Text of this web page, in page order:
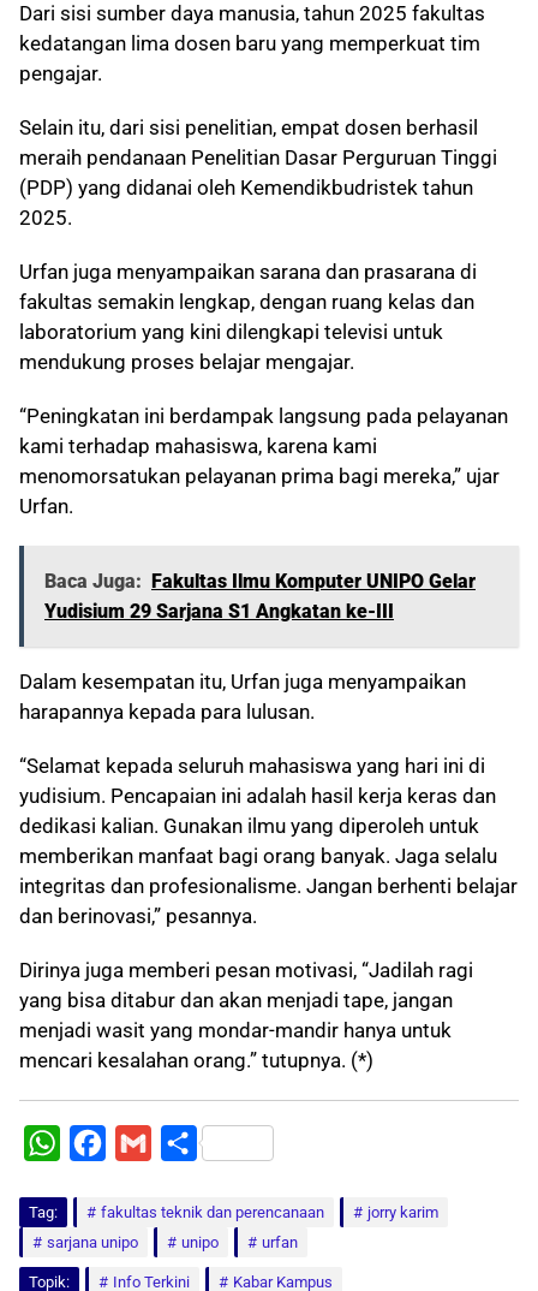
Dari sisi sumber daya manusia, tahun 2025 fakultas
kedatangan lima dosen baru yang memperkuat tim
pengajar.
Selain itu, dari sisi penelitian, empat dosen berhasil
meraih pendanaan Penelitian Dasar Perguruan Tinggi
(PDP) yang didanai oleh Kemendikbudristek tahun
2025.
Urfan juga menyampaikan sarana dan prasarana di
fakultas semakin lengkap, dengan ruang kelas dan
laboratorium yang kini dilengkapi televisi untuk
mendukung proses belajar mengajar.
“Peningkatan ini berdampak langsung pada pelayanan
kami terhadap mahasiswa, karena kami
menomorsatukan pelayanan prima bagi mereka,” ujar
Urfan.
Baca Juga: Fakultas Ilmu Komputer UNIPO Gelar
Yudisium 29 Sarjana S1 Angkatan ke-III
Dalam kesempatan itu, Urfan juga menyampaikan
harapannya kepada para lulusan.
“Selamat kepada seluruh mahasiswa yang hari ini di
yudisium. Pencapaian ini adalah hasil kerja keras dan
dedikasi kalian. Gunakan ilmu yang diperoleh untuk
memberikan manfaat bagi orang banyak. Jaga selalu
integritas dan profesionalisme. Jangan berhenti belajar
dan berinovasi,” pesannya.
Dirinya juga memberi pesan motivasi, “Jadilah ragi
yang bisa ditabur dan akan menjadi tape, jangan
menjadi wasit yang mondar-mandir hanya untuk
mencari kesalahan orang.” tutupnya. (*)
W
t
c
e
a
i
S
a
r
Tag: fakultas teknik dan perencanaan
jorry karim
sarjana unipo
unipo urfan
Topik: Info Terkini Kabar Kampus